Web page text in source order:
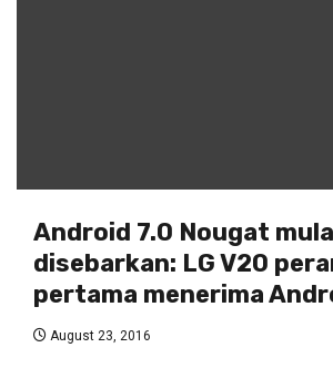
Android 7.0 Nougat mula
disebarkan: LG V20
pertama menerima
August 23, 2016